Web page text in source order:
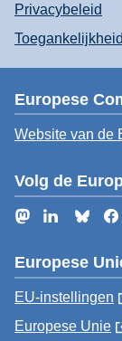
Privacybeleid
Toegankelijkheid
Europese
Website van de
Volg de
MastodonLinkedIn
Europese
EU-instellingen
Europese Unie